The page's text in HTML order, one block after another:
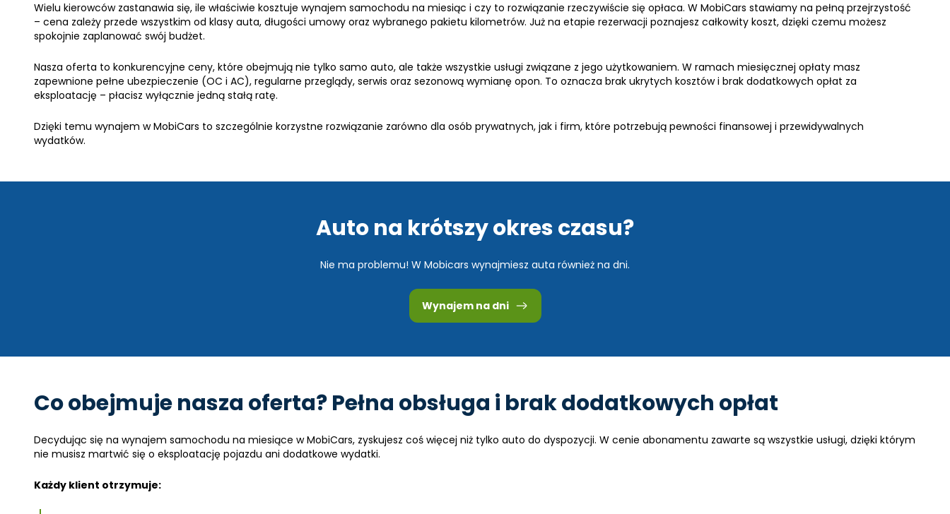
Wielu kierowców zastanawia się, ile właściwie kosztuje wynajem samochodu na miesiąc i czy to rozwiązanie rzeczywiście się opłaca. W MobiCars stawiamy na pełną przejrzystość
– cena zależy przede wszystkim od klasy auta, długości umowy oraz wybranego pakietu kilometrów. Już na etapie rezerwacji poznajesz całkowity koszt, dzięki czemu możesz
spokojnie zaplanować swój budżet.
Nasza oferta to konkurencyjne ceny, które obejmują nie tylko samo auto, ale także wszystkie usługi związane z jego użytkowaniem. W ramach miesięcznej opłaty masz
zapewnione pełne ubezpieczenie (OC i AC), regularne przeglądy, serwis oraz sezonową wymianę opon. To oznacza brak ukrytych kosztów i brak dodatkowych opłat za
eksploatację – płacisz wyłącznie jedną stałą ratę.
Dzięki temu wynajem w MobiCars to szczególnie korzystne rozwiązanie zarówno dla osób prywatnych, jak i firm, które potrzebują pewności finansowej i przewidywalnych
wydatków.
Auto na krótszy okres czasu?
Nie ma problemu! W Mobicars wynajmiesz auta również na dni.
Wynajem na dni
Co obejmuje nasza oferta? Pełna obsługa i brak dodatkowych opłat
Decydując się na wynajem samochodu na miesiące w MobiCars, zyskujesz coś więcej niż tylko auto do dyspozycji. W cenie abonamentu zawarte są wszystkie usługi, dzięki którym
nie musisz martwić się o eksploatację pojazdu ani dodatkowe wydatki.
Każdy klient otrzymuje: